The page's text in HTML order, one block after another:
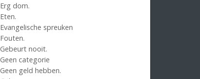
Erg dom.
Eten.
Evangelische spreuken
Fouten.
Gebeurt nooit.
Geen categorie
Geen geld hebben.